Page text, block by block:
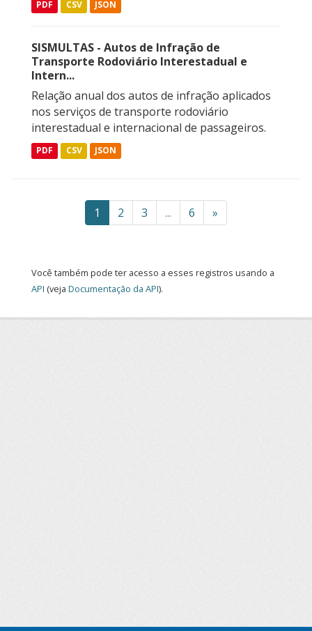
PDF CSV JSON
SISMULTAS - Autos de Infração de
Transporte Rodoviário Interestadual e
Intern...
Relação anual dos autos de infração aplicados
nos serviços de transporte rodoviário
interestadual e internacional de passageiros.
PDF CSV JSON
1 2 3 ... 6 »
Você também pode ter acesso a esses registros usando a
API (veja Documentação da API).